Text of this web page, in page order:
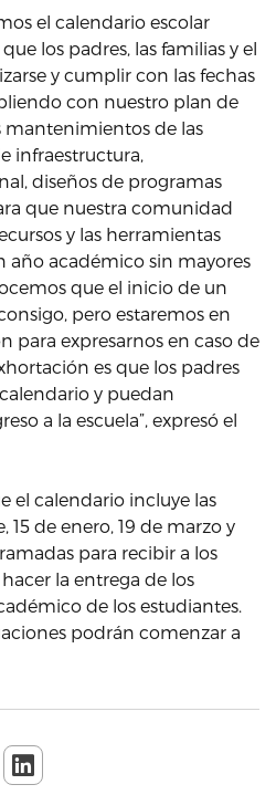
el calendario escolar
los padres, las familias y el
y cumplir con las fechas
con nuestro plan de
mantenimientos de las
infraestructura,
diseños de programas
que nuestra comunidad
y las herramientas
año académico sin mayores
que el inicio de un
pero estaremos en
para expresarnos en caso de
es que los padres
y puedan
a la escuela”, expresó el
el calendario incluye las
15 de enero, 19 de marzo y
para recibir a los
la entrega de los
de los estudiantes.
podrán comenzar a